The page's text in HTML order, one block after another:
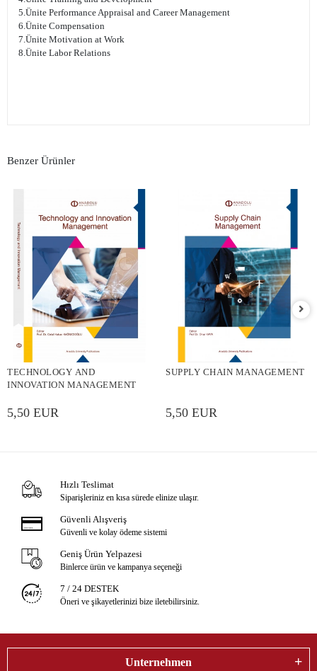
5.Ünite Performance Appraisal and Career Management
6.Ünite Compensation
7.Ünite Motivation at Work
8.Ünite Labor Relations
Benzer Ürünler
TECHNOLOGY AND
INNOVATION MANAGEMENT
5,50 EUR
SUPPLY CHAIN MANAGEMENT
5,50 EUR
Hızlı Teslimat
Siparişleriniz en kısa sürede elinize ulaşır.
Güvenli Alışveriş
Güvenli ve kolay ödeme sistemi
Geniş Ürün Yelpazesi
Binlerce ürün ve kampanya seçeneği
7 / 24 DESTEK
Öneri ve şikayetlerinizi bize iletebilirsiniz.
Unternehmen